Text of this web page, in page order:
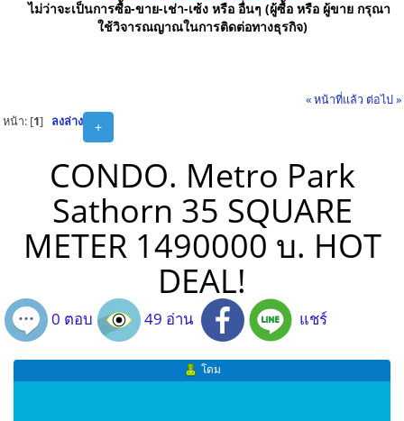
ไม่ว่าจะเป็นการซื้อ-ขาย-เช่า-เซ้ง หรือ อื่นๆ (ผู้ซื้อ หรือ ผู้ขาย กรุณา
ใช้วิจารณญาณในการติดต่อทางธุรกิจ)
« หน้าที่แล้ว ต่อไป »
+
หน้า: [1] ลงล่าง
CONDO. Metro Park
Sathorn 35 SQUARE
METER 1490000 บ. HOT
DEAL!
0 ตอบ 49 อ่าน แชร์
โดม